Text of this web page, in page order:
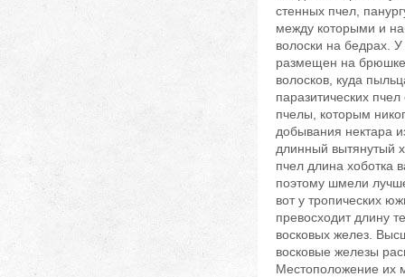
стенных пчел,
между которыми и
волоски на бедрах.
размещен на
волосков, куда
паразитических
пчелы, которым
добывания нектара
длинный вытянутый
пчел длина хоботка
поэтому шмели
вот у тропических
превосходит длину
восковых желез.
восковые железы
Местоположение их